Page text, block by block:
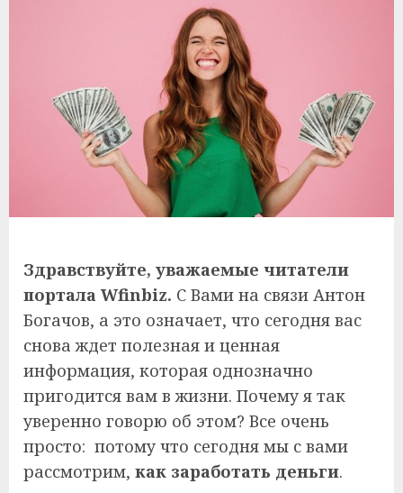
Здравствуйте, уважаемые читатели
портала Wfinbiz. С Вами на связи Антон
Богачов, а это означает, что сегодня вас
снова ждет полезная и ценная
информация, которая однозначно
пригодится вам в жизни. Почему я так
уверенно говорю об этом? Все очень
просто: потому что сегодня мы с вами
рассмотрим, как заработать деньги.